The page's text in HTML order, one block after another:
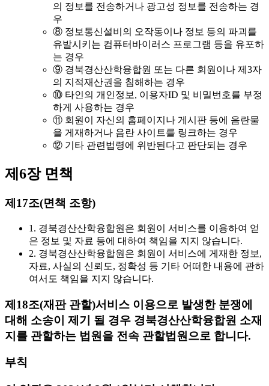
의 정보를 전송하거나 광고성 정보를 전송하는 경
우
⑧ 정보통신설비의 오작동이나 정보 등의 파괴를
유발시키는 컴퓨터바이러스 프로그램 등을 유포하
는 경우
⑨ 경북경산산학융합원 또는 다른 회원이나 제3자
의 지적재산권을 침해하는 경우
⑩ 타인의 개인정보, 이용자ID 및 비밀번호를 부정
하게 사용하는 경우
⑪ 회원이 자신의 홈페이지나 게시판 등에 음란물
을 게재하거나 음란 사이트를 링크하는 경우
⑫ 기타 관련법령에 위반된다고 판단되는 경우
제6장 면책
제17조(면책 조항)
1. 경북경산산학융합원은 회원이 서비스를 이용하여 얻
은 정보 및 자료 등에 대하여 책임을 지지 않습니다.
2. 경북경산산학융합원은 회원이 서비스에 게재한 정보,
자료, 사실의 신뢰도, 정확성 등 기타 어떠한 내용에 관하
여서도 책임을 지지 않습니다.
제18조(재판 관할)서비스 이용으로 발생한 분쟁에
대해 소송이 제기 될 경우 경북경산산학융합원 소재
지를 관할하는 법원을 전속 관할법원으로 합니다.
부칙